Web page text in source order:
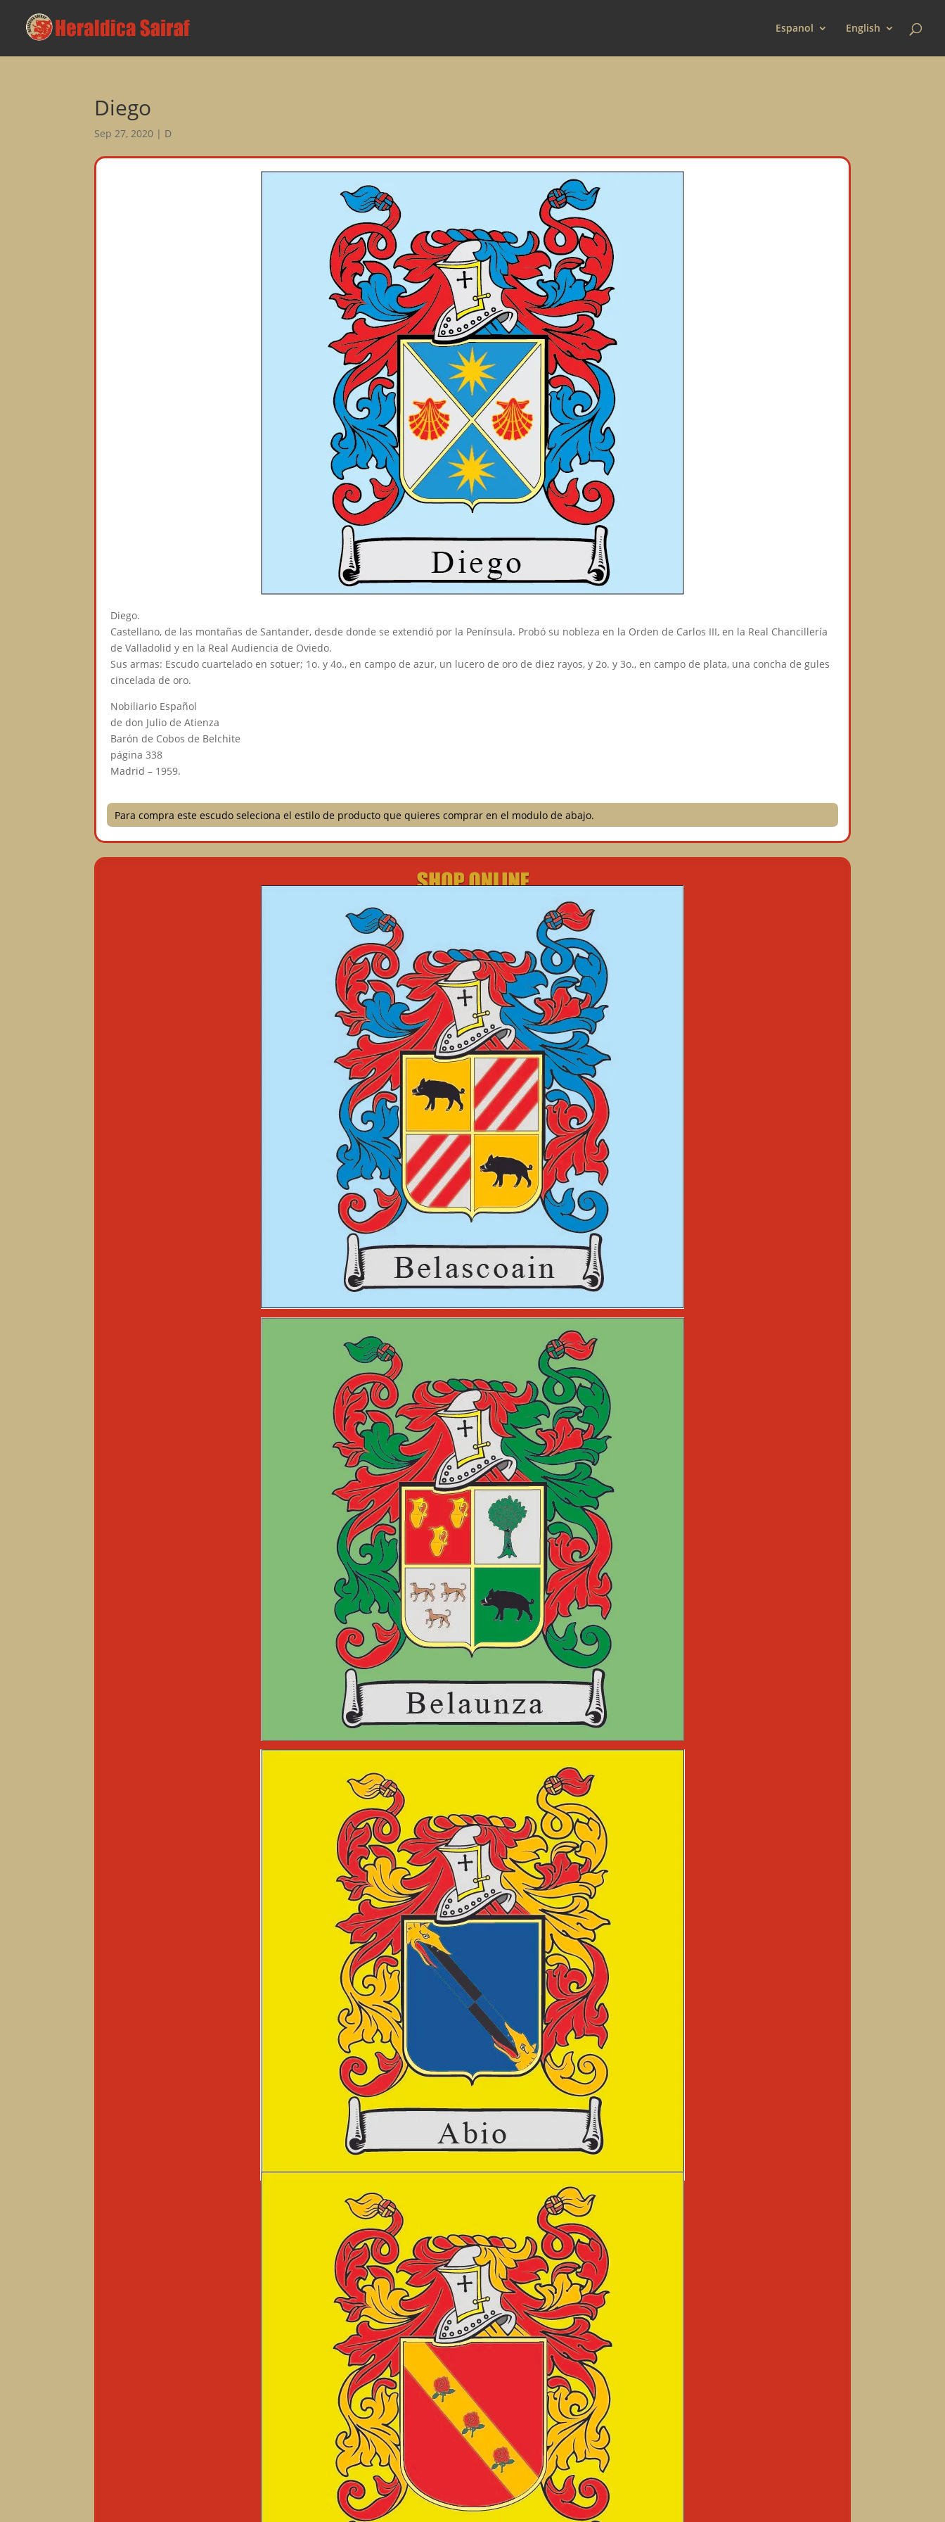
Espanol English
Diego
Sep 27, 2020 | D
Diego.
Castellano, de las montañas de Santander, desde donde se extendió por la Península. Probó su nobleza en la Orden de Carlos III, en la Real Chancillería
de Valladolid y en la Real Audiencia de Oviedo.
Sus armas: Escudo cuartelado en sotuer; 1o. y 4o., en campo de azur, un lucero de oro de diez rayos, y 2o. y 3o., en campo de plata, una concha de gules
cincelada de oro.
Nobiliario Español
de don Julio de Atienza
Barón de Cobos de Belchite
página 338
Madrid – 1959.
Para compra este escudo seleciona el estilo de producto que quieres comprar en el modulo de abajo.